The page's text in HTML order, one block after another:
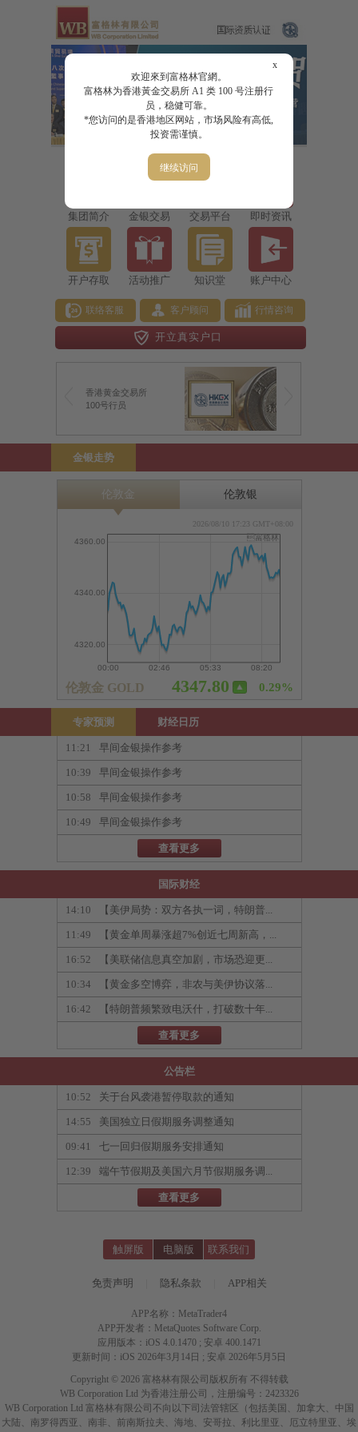
x
欢迎來到富格林官網。
富格林为香港黃金交易所 A1 类 100 号注册行
员，稳健可靠。
*您访问的是香港地区网站，市场风险有高低,
投资需谨慎。
继续访问
集团简介 金银交易 交易平台 即时资讯
开户存取 活动推广 知识堂 账户中心
联络客服 客户顾问 行情咨询
开立真实户口
香港黄金交易所
100号行员
金银走势
专家预测 财经日历
11:21 早间金银操作参考
10:39 早间金银操作参考
10:58 早间金银操作参考
10:49 早间金银操作参考
查看更多
国际财经
14:10 【美伊局势：双方各执一词，特朗普...
11:49 【黄金单周暴涨超7%创近七周新高，...
16:52 【美联储信息真空加剧，市场恐迎更...
10:34 【黄金多空博弈，非农与美伊协议落...
16:42 【特朗普频繁致电沃什，打破数十年...
查看更多
公告栏
10:52 关于台风袭港暂停取款的通知
14:55 美国独立日假期服务调整通知
09:41 七一回归假期服务安排通知
12:39 端午节假期及美国六月节假期服务调...
查看更多
触屏版 电脑版 联系我们
免责声明 隐私条款 APP相关
APP名称：MetaTrader4
APP开发者：MetaQuotes Software Corp.
应用版本：iOS 4.0.1470 ; 安卓 400.1471
更新时间：iOS 2026年3月14日 ; 安卓 2026年5月5日
Copyright © 2026 富格林有限公司版权所有 不得转载
WB Corporation Ltd 为香港注册公司，注册编号：2423326
WB Corporation Ltd 富格林有限公司不向以下司法管辖区（包括美国、加拿大、中国
大陆、南罗得西亚、南非、前南斯拉夫、海地、安哥拉、利比里亚、厄立特里亚、埃